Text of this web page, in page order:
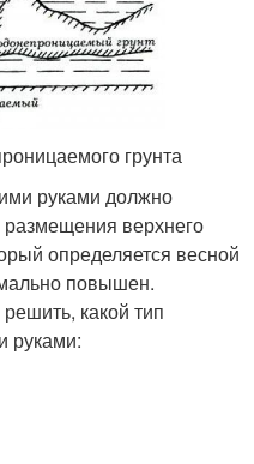
грунта
руками должно
верхнего
определяется весной
повышен.
какой тип
руками: